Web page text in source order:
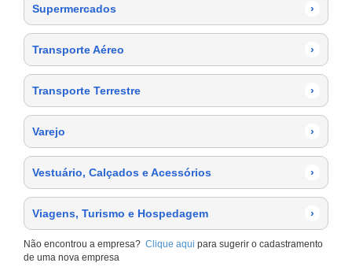
Supermercados ›
Transporte Aéreo ›
Transporte Terrestre ›
Varejo ›
Vestuário, Calçados e Acessórios ›
Viagens, Turismo e Hospedagem ›
Não encontrou a empresa? Clique aqui para sugerir o cadastramento
de uma nova empresa